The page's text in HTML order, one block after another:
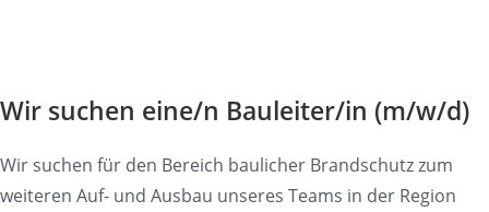
Wir suchen eine/n Bauleiter/in (m/w/d)
Wir suchen für den Bereich baulicher Brandschutz zum
weiteren Auf- und Ausbau unseres Teams in der Region